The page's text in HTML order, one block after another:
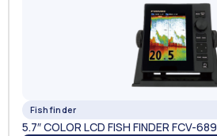
Fishfinder
5.7″ COLOR LCD FISH FINDER FCV-689